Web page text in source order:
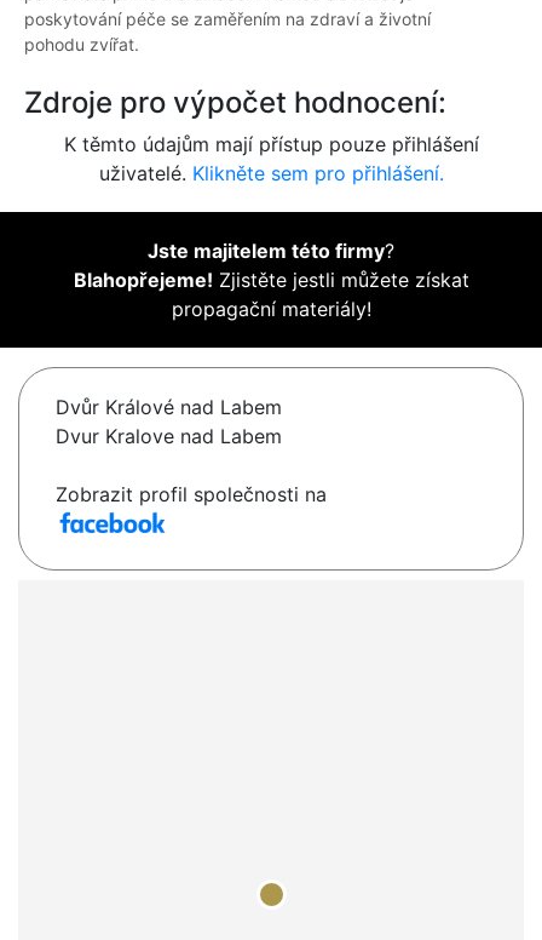
poskytování péče se zaměřením na zdraví a životní
pohodu zvířat.
Zdroje pro výpočet hodnocení:
K těmto údajům mají přístup pouze přihlášení
uživatelé. Klikněte sem pro přihlášení.
Jste majitelem této firmy?
Blahopřejeme! Zjistěte jestli můžete získat
propagační materiály!
Dvůr Králové nad Labem
Dvur Kralove nad Labem
Zobrazit profil společnosti na